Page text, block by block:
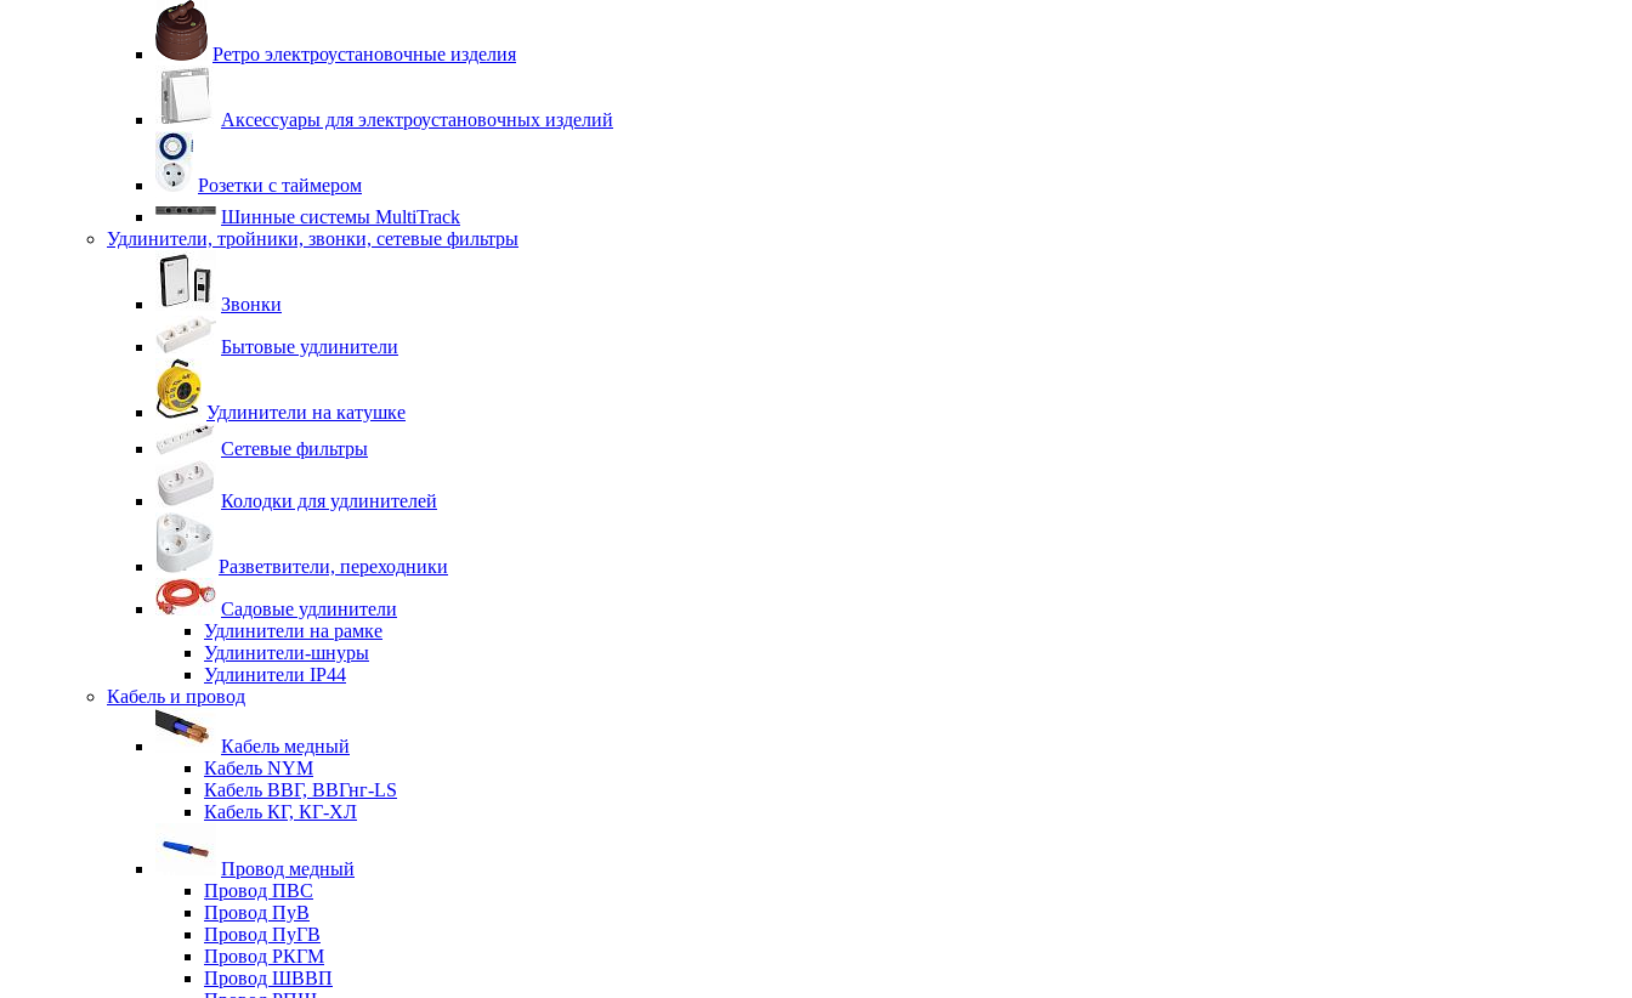
Ретро электроустановочные изделия
Аксессуары для электроустановочных изделий
Розетки с таймером
Шинные системы MultiTrack
Удлинители, тройники, звонки, сетевые фильтры
Звонки
Бытовые удлинители
Удлинители на катушке
Сетевые фильтры
Колодки для удлинителей
Разветвители, переходники
Садовые удлинители
Удлинители на рамке
Удлинители-шнуры
Удлинители IP44
Кабель и провод
Кабель медный
Кабель NYM
Кабель ВВГ, ВВГнг-LS
Кабель КГ, КГ-ХЛ
Провод медный
Провод ПВС
Провод ПуВ
Провод ПуГВ
Провод РКГМ
Провод ШВВП